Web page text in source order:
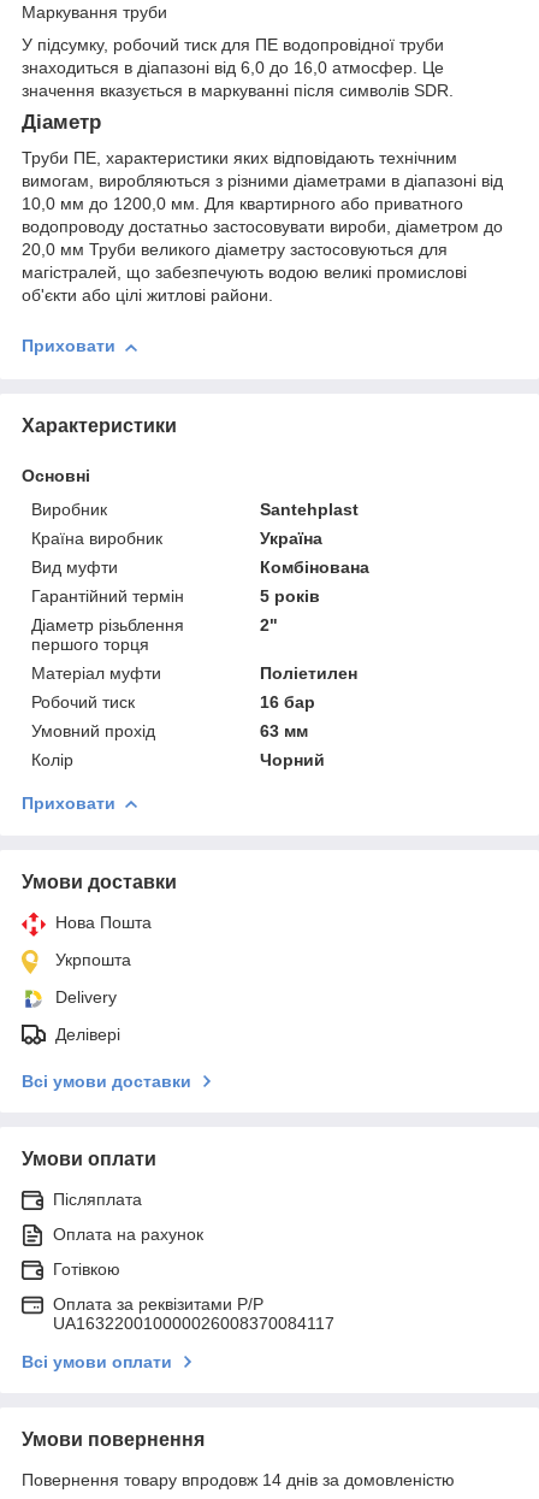
Маркування труби
У підсумку, робочий тиск для ПЕ водопровідної труби
знаходиться в діапазоні від 6,0 до 16,0 атмосфер. Це
значення вказується в маркуванні після символів SDR.
Діаметр
Труби ПЕ, характеристики яких відповідають технічним
вимогам, виробляються з різними діаметрами в діапазоні від
10,0 мм до 1200,0 мм. Для квартирного або приватного
водопроводу достатньо застосовувати вироби, діаметром до
20,0 мм Труби великого діаметру застосовуються для
магістралей, що забезпечують водою великі промислові
об'єкти або цілі житлові райони.
Приховати
Характеристики
Основні
Виробник
Santehplast
Країна виробник
Україна
Вид муфти
Комбінована
Гарантійний термін
5 років
Діаметр різьблення
першого торця
2"
Матеріал муфти
Поліетилен
Робочий тиск
16 бар
Умовний прохід
63 мм
Колір
Чорний
Приховати
Умови доставки
Нова Пошта
Укрпошта
Delivery
Делівері
Всі умови доставки
Умови оплати
Післяплата
Оплата на рахунок
Готівкою
Оплата за реквізитами P/Р
UA163220010000026008370084117
Всі умови оплати
Умови повернення
Повернення товару впродовж 14 днів за домовленістю